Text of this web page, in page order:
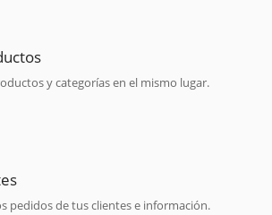
y categorías en el mismo lugar.
pedidos de tus clientes e información.